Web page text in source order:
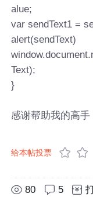
alue;
var sendText1 =
alert(sendText)
Text);
}
感谢帮助我的高手
给本帖投票
80 5